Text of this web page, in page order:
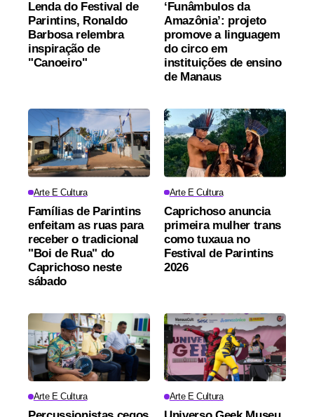
Lenda do Festival de
Parintins, Ronaldo
Barbosa relembra
inspiração de
"Canoeiro"
‘Funâmbulos da
Amazônia’: projeto
promove a linguagem
do circo em
instituições de ensino
de Manaus
Arte E Cultura
Famílias de Parintins
enfeitam as ruas para
receber o tradicional
"Boi de Rua" do
Caprichoso neste
sábado
Arte E Cultura
Caprichoso anuncia
primeira mulher trans
como tuxaua no
Festival de Parintins
2026
Arte E Cultura Arte E Cultura